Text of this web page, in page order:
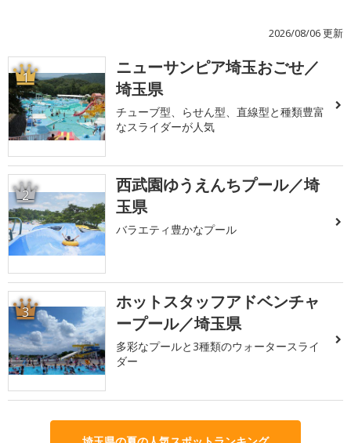
2026/08/06 更新
1
ニューサンピア埼玉おごせ／
埼玉県
チューブ型、らせん型、直線型と種類豊富
なスライダーが人気
2
西武園ゆうえんちプール／埼
玉県
バラエティ豊かなプール
3
ホットスタッフアドベンチャ
ープール／埼玉県
多彩なプールと3種類のウォータースライ
ダー